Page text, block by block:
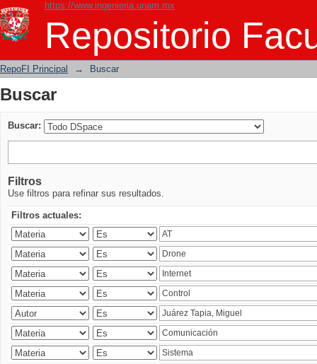
https://www.ingenieria.unam.mx
Repositorio
Buscar
RepoFI Principal → Buscar
Buscar
Buscar:
Filtros
Use filtros para refinar sus resultados.
Filtros actuales: